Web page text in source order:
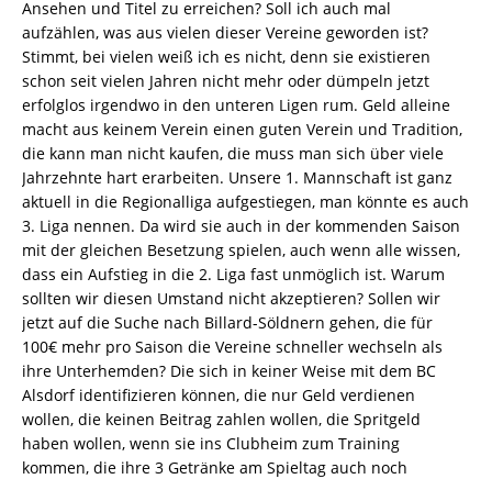
Ansehen und Titel zu erreichen? Soll ich auch mal
aufzählen, was aus vielen dieser Vereine geworden ist?
Stimmt, bei vielen weiß ich es nicht, denn sie existieren
schon seit vielen Jahren nicht mehr oder dümpeln jetzt
erfolglos irgendwo in den unteren Ligen rum. Geld alleine
macht aus keinem Verein einen guten Verein und Tradition,
die kann man nicht kaufen, die muss man sich über viele
Jahrzehnte hart erarbeiten. Unsere 1. Mannschaft ist ganz
aktuell in die Regionalliga aufgestiegen, man könnte es auch
3. Liga nennen. Da wird sie auch in der kommenden Saison
mit der gleichen Besetzung spielen, auch wenn alle wissen,
dass ein Aufstieg in die 2. Liga fast unmöglich ist. Warum
sollten wir diesen Umstand nicht akzeptieren? Sollen wir
jetzt auf die Suche nach Billard-Söldnern gehen, die für
100€ mehr pro Saison die Vereine schneller wechseln als
ihre Unterhemden? Die sich in keiner Weise mit dem BC
Alsdorf identifizieren können, die nur Geld verdienen
wollen, die keinen Beitrag zahlen wollen, die Spritgeld
haben wollen, wenn sie ins Clubheim zum Training
kommen, die ihre 3 Getränke am Spieltag auch noch